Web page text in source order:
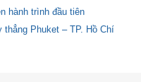
hành trình đầu tiên
Phuket – TP. Hồ Chí